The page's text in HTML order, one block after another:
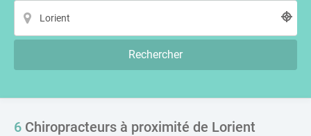
Rechercher
6 Chiropracteurs à proximité de Lorient